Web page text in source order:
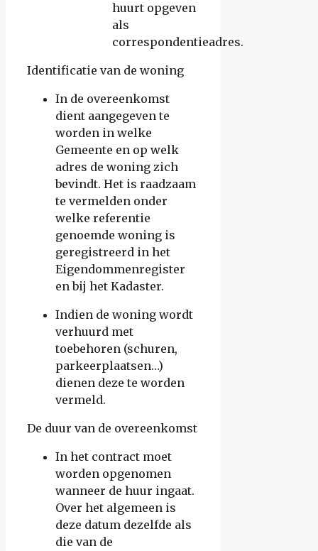
huurt opgeven
als
correspondentieadres.
Identificatie van de woning
In de overeenkomst
dient aangegeven te
worden in welke
Gemeente en op welk
adres de woning zich
bevindt. Het is raadzaam
te vermelden onder
welke referentie
genoemde woning is
geregistreerd in het
Eigendommenregister
en bij het Kadaster.
Indien de woning wordt
verhuurd met
toebehoren (schuren,
parkeerplaatsen…)
dienen deze te worden
vermeld.
De duur van de overeenkomst
In het contract moet
worden opgenomen
wanneer de huur ingaat.
Over het algemeen is
deze datum dezelfde als
die van de